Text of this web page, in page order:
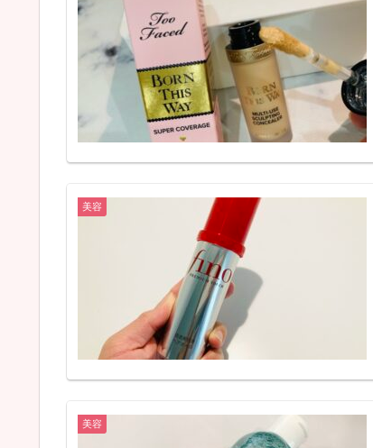
美容
美容